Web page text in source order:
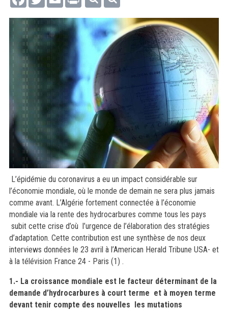
L’épidémie du coronavirus a eu un impact considérable sur
l’économie mondiale, où le monde de demain ne sera plus jamais
comme avant. L’Algérie fortement connectée à l’économie
mondiale via la rente des hydrocarbures comme tous les pays
subit cette crise d’où l’urgence de l’élaboration des stratégies
d’adaptation. Cette contribution est une synthèse de nos deux
interviews données le 23 avril à l’American Herald Tribune USA- et
à la télévision France 24 - Paris (1) .
1.- La croissance mondiale est le facteur déterminant de la
demande d’hydrocarbures à court terme et à moyen terme
devant tenir compte des nouvelles les mutations